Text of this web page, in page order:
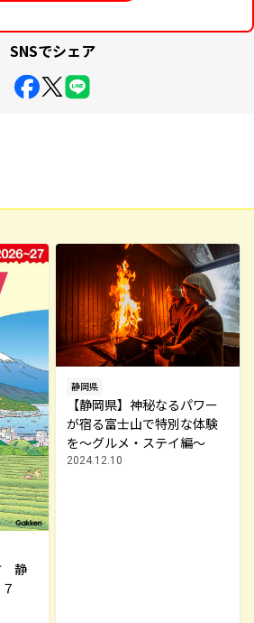
SNSでシェア
静
静岡県
【静岡県】神秘なるパワー
が宿る富士山で特別な体験
を～グルメ・ステイ編～
2024.12.10